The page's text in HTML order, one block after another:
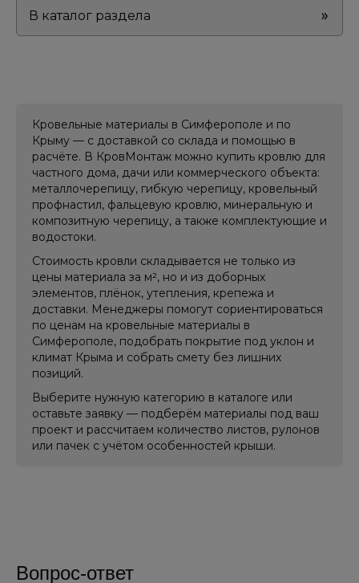
В каталог раздела
Кровельные материалы в Симферополе и по
Крыму — с доставкой со склада и помощью в
расчёте. В КровМонтаж можно купить кровлю для
частного дома, дачи или коммерческого объекта:
металлочерепицу, гибкую черепицу, кровельный
профнастил, фальцевую кровлю, минеральную и
композитную черепицу, а также комплектующие и
водостоки.
Стоимость кровли складывается не только из
цены материала за м², но и из доборных
элементов, плёнок, утепления, крепежа и
доставки. Менеджеры помогут сориентироваться
по ценам на кровельные материалы в
Симферополе, подобрать покрытие под уклон и
климат Крыма и собрать смету без лишних
позиций.
Выберите нужную категорию в каталоге или
оставьте заявку — подберём материалы под ваш
проект и рассчитаем количество листов, рулонов
или пачек с учётом особенностей крыши.
Вопрос-ответ